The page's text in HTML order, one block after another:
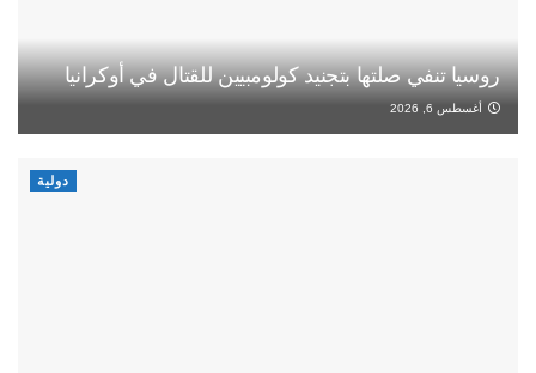
روسيا تنفي صلتها بتجنيد كولومبيين للقتال في أوكرانيا
أغسطس 6, 2026
دولية